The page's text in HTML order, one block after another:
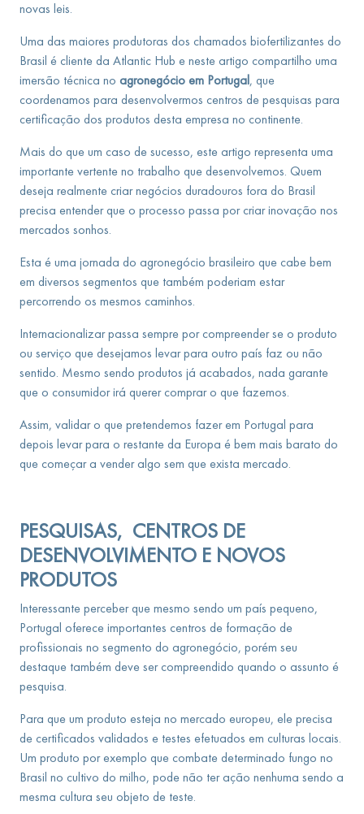
novas leis.
Uma das maiores produtoras dos chamados biofertilizantes do
Brasil é cliente da Atlantic Hub e neste artigo compartilho uma
imersão técnica no agronegócio em Portugal, que
coordenamos para desenvolvermos centros de pesquisas para
certificação dos produtos desta empresa no continente.
Mais do que um caso de sucesso, este artigo representa uma
importante vertente no trabalho que desenvolvemos. Quem
deseja realmente criar negócios duradouros fora do Brasil
precisa entender que o processo passa por criar inovação nos
mercados sonhos.
Esta é uma jornada do agronegócio brasileiro que cabe bem
em diversos segmentos que também poderiam estar
percorrendo os mesmos caminhos.
Internacionalizar passa sempre por compreender se o produto
ou serviço que desejamos levar para outro país faz ou não
sentido. Mesmo sendo produtos já acabados, nada garante
que o consumidor irá querer comprar o que fazemos.
Assim, validar o que pretendemos fazer em Portugal para
depois levar para o restante da Europa é bem mais barato do
que começar a vender algo sem que exista mercado.
PESQUISAS, CENTROS DE
DESENVOLVIMENTO E NOVOS
PRODUTOS
Interessante perceber que mesmo sendo um país pequeno,
Portugal oferece importantes centros de formação de
profissionais no segmento do agronegócio, porém seu
destaque também deve ser compreendido quando o assunto é
pesquisa.
Para que um produto esteja no mercado europeu, ele precisa
de certificados validados e testes efetuados em culturas locais.
Um produto por exemplo que combate determinado fungo no
Brasil no cultivo do milho, pode não ter ação nenhuma sendo a
mesma cultura seu objeto de teste.